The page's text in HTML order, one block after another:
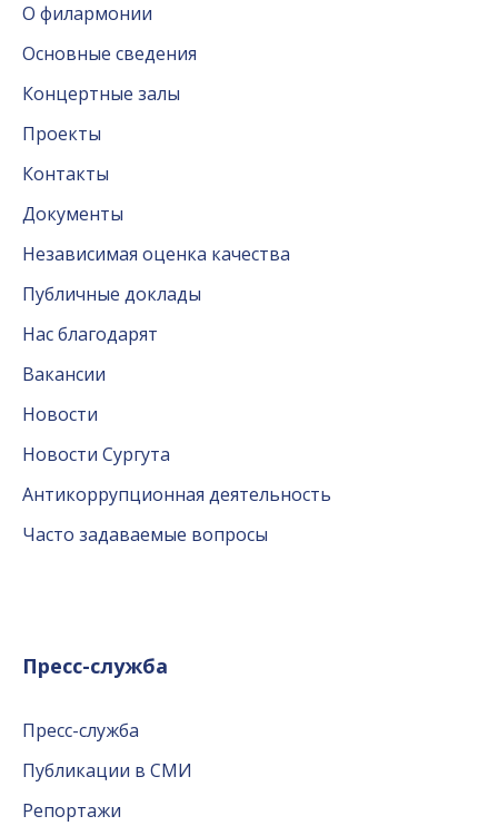
О филармонии
Основные сведения
Концертные залы
Проекты
Контакты
Документы
Независимая оценка качества
Публичные доклады
Нас благодарят
Вакансии
Новости
Новости Сургута
Антикоррупционная деятельность
Часто задаваемые вопросы
Пресс-служба
Пресс-служба
Публикации в СМИ
Репортажи